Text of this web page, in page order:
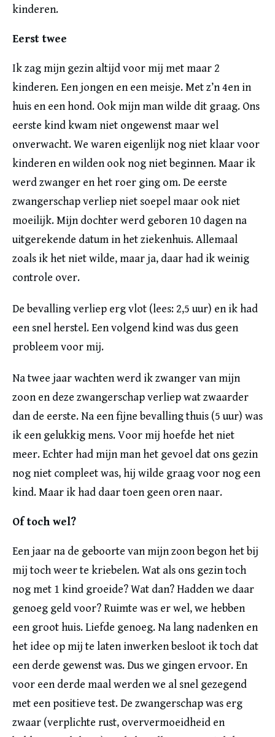
kinderen.
Eerst twee
Ik zag mijn gezin altijd voor mij met maar 2
kinderen. Een jongen en een meisje. Met z’n 4en in
huis en een hond. Ook mijn man wilde dit graag. Ons
eerste kind kwam niet ongewenst maar wel
onverwacht. We waren eigenlijk nog niet klaar voor
kinderen en wilden ook nog niet beginnen. Maar ik
werd zwanger en het roer ging om. De eerste
zwangerschap verliep niet soepel maar ook niet
moeilijk. Mijn dochter werd geboren 10 dagen na
uitgerekende datum in het ziekenhuis. Allemaal
zoals ik het niet wilde, maar ja, daar had ik weinig
controle over.
De bevalling verliep erg vlot (lees: 2,5 uur) en ik had
een snel herstel. Een volgend kind was dus geen
probleem voor mij.
Na twee jaar wachten werd ik zwanger van mijn
zoon en deze zwangerschap verliep wat zwaarder
dan de eerste. Na een fijne bevalling thuis (5 uur) was
ik een gelukkig mens. Voor mij hoefde het niet
meer. Echter had mijn man het gevoel dat ons gezin
nog niet compleet was, hij wilde graag voor nog een
kind. Maar ik had daar toen geen oren naar.
Of toch wel?
Een jaar na de geboorte van mijn zoon begon het bij
mij toch weer te kriebelen. Wat als ons gezin toch
nog met 1 kind groeide? Wat dan? Hadden we daar
genoeg geld voor? Ruimte was er wel, we hebben
een groot huis. Liefde genoeg. Na lang nadenken en
het idee op mij te laten inwerken besloot ik toch dat
een derde gewenst was. Dus we gingen ervoor. En
voor een derde maal werden we al snel gezegend
met een positieve test. De zwangerschap was erg
zwaar (verplichte rust, oververmoeidheid en